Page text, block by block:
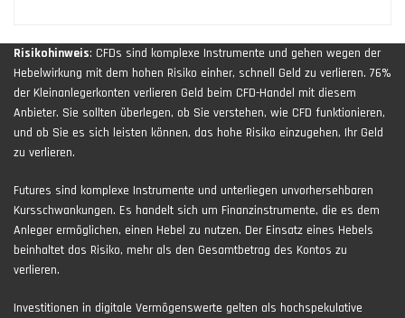
Risikohinweis: CFDs sind komplexe Instrumente und gehen wegen der
Hebelwirkung mit dem hohen Risiko einher, schnell Geld zu verlieren. 76%
der Kleinanlegerkonten verlieren Geld beim CFD-Handel mit diesem
Anbieter. Sie sollten überlegen, ob Sie verstehen, wie CFD funktionieren,
und ob Sie es sich leisten können, das hohe Risiko einzugehen, Ihr Geld
zu verlieren.
Futures sind komplexe Instrumente und unterliegen unvorhersehbaren
Kursschwankungen. Es handelt sich um Finanzinstrumente, die es dem
Anleger ermöglichen, einen Hebel zu nutzen. Der Einsatz eines Hebels
beinhaltet das Risiko, mehr als den Gesamtbetrag des Kontos zu
verlieren.
Investitionen in digitale Vermögenswerte gelten als hochspekulative